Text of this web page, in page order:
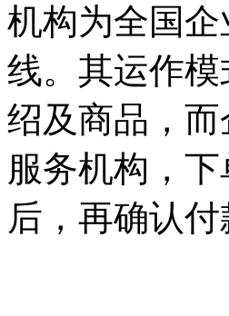
机构为全国
线。其运作
绍及商品，
服务机构，
后，再确认